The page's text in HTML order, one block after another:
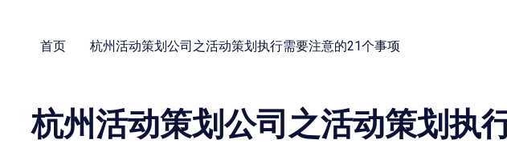
首页 杭州活动策划公司之活动策划执行需要注意的21个事项
杭州活动策划公司之活动策划执